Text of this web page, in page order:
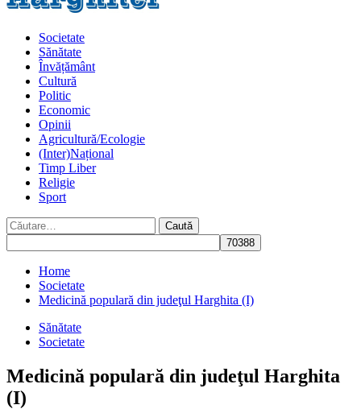
Societate
Sănătate
Învățământ
Cultură
Politic
Economic
Opinii
Agricultură/Ecologie
(Inter)Național
Timp Liber
Religie
Sport
Caută
după:
Home
Societate
Medicină populară din judeţul Harghita (I)
Sănătate
Societate
Medicină populară din judeţul Harghita
(I)